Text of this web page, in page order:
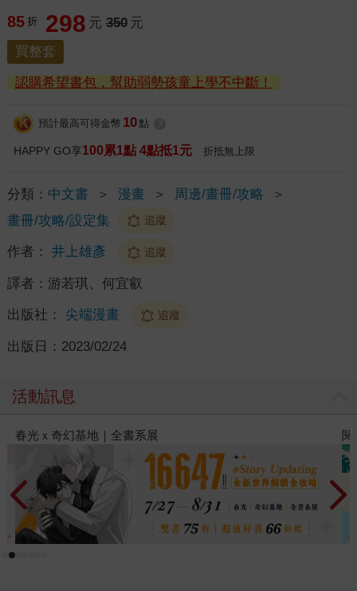
85 折 298 元 350 元
買整套
認購希望書包，幫助弱勢孩童上學不中斷！
預計最高可得金幣 10 點
HAPPY GO享100累1點 4點抵1元 折抵無上限
分類： 中文書 ＞ 漫畫 ＞ 周邊/畫冊/攻略
＞
畫冊/攻略/設定集
追蹤
作者： 井上雄彥 追蹤
譯者： 游若琪、何宜叡
出版社： 尖端漫畫 追蹤
出版日： 2023/02/24
活動訊息
閱讀漫遊錄-2026上半年暢銷榜